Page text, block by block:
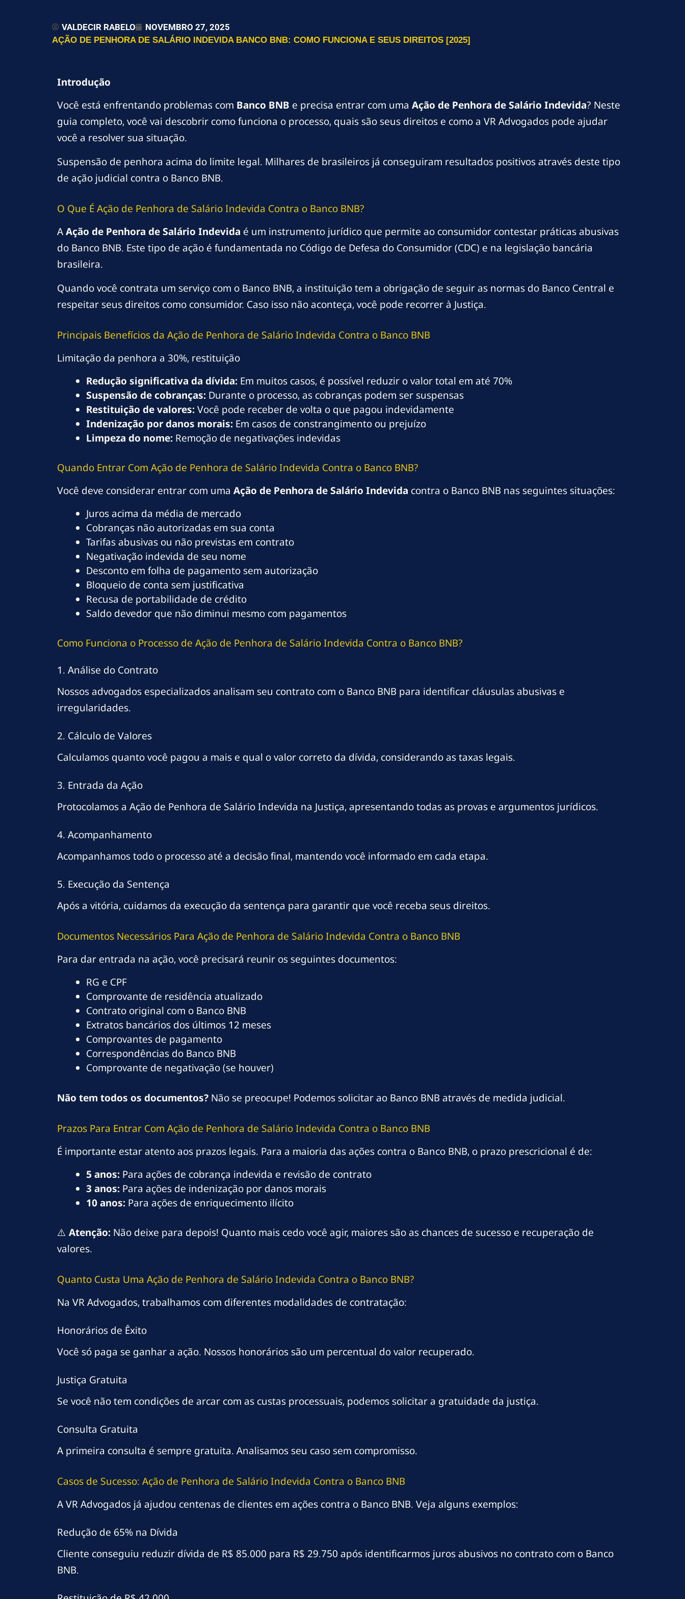
VALDECIR RABELO NOVEMBRO 27, 2025
AÇÃO DE PENHORA DE SALÁRIO INDEVIDA BANCO BNB: COMO FUNCIONA E SEUS DIREITOS [2025]
Introdução
Você está enfrentando problemas com Banco BNB e precisa entrar com uma Ação de Penhora de Salário Indevida? Neste
guia completo, você vai descobrir como funciona o processo, quais são seus direitos e como a VR Advogados pode ajudar
você a resolver sua situação.
Suspensão de penhora acima do limite legal. Milhares de brasileiros já conseguiram resultados positivos através deste tipo
de ação judicial contra o Banco BNB.
O Que É Ação de Penhora de Salário Indevida Contra o Banco BNB?
AAção de Penhora de Salário Indevida é um instrumento jurídico que permite ao consumidor contestar práticas abusivas
do Banco BNB. Este tipo de ação é fundamentada no Código de Defesa do Consumidor (CDC) e na legislação bancária
brasileira.
Quando você contrata um serviço com o Banco BNB, a instituição tem a obrigação de seguir as normas do Banco Central e
respeitar seus direitos como consumidor. Caso isso não aconteça, você pode recorrer à Justiça.
Principais Benefícios da Ação de Penhora de Salário Indevida Contra o Banco BNB
Limitação da penhora a 30%, restituição
Redução significativa da dívida: Em muitos casos, é possível reduzir o valor total em até 70%
Suspensão de cobranças: Durante o processo, as cobranças podem ser suspensas
Restituição de valores:Você pode receber de volta o que pagou indevidamente
Indenização por danos morais: Em casos de constrangimento ou prejuízo
Limpeza do nome: Remoção de negativações indevidas
Quando Entrar Com Ação de Penhora de Salário Indevida Contra o Banco BNB?
Você deve considerar entrar com uma Ação de Penhora de Salário Indevida contra o Banco BNB nas seguintes situações:
Juros acima da média de mercado
Cobranças não autorizadas em sua conta
Tarifas abusivas ou não previstas em contrato
Negativação indevida de seu nome
Desconto em folha de pagamento sem autorização
Bloqueio de conta sem justificativa
Recusa de portabilidade de crédito
Saldo devedor que não diminui mesmo com pagamentos
Como Funciona o Processo de Ação de Penhora de Salário Indevida Contra o Banco BNB?
1. Análise do Contrato
Nossos advogados especializados analisam seu contrato com o Banco BNB para identificar cláusulas abusivas e
irregularidades.
2. Cálculo de Valores
Calculamos quanto você pagou a mais e qual o valor correto da dívida, considerando as taxas legais.
3. Entrada da Ação
Protocolamos a Ação de Penhora de Salário Indevida na Justiça, apresentando todas as provas e argumentos jurídicos.
4. Acompanhamento
Acompanhamos todo o processo até a decisão final, mantendo você informado em cada etapa.
5. Execução da Sentença
Após a vitória, cuidamos da execução da sentença para garantir que você receba seus direitos.
Documentos Necessários Para Ação de Penhora de Salário Indevida Contra o Banco BNB
Para dar entrada na ação, você precisará reunir os seguintes documentos:
RG e CPF
Comprovante de residência atualizado
Contrato original com o Banco BNB
Extratos bancários dos últimos 12 meses
Comprovantes de pagamento
Correspondências do Banco BNB
Comprovante de negativação (se houver)
Não tem todos os documentos? Não se preocupe! Podemos solicitar ao Banco BNB através de medida judicial.
Prazos Para Entrar Com Ação de Penhora de Salário Indevida Contra o Banco BNB
É importante estar atento aos prazos legais. Para a maioria das ações contra o Banco BNB, o prazo prescricional é de:
5 anos: Para ações de cobrança indevida e revisão de contrato
3 anos: Para ações de indenização por danos morais
10 anos: Para ações de enriquecimento ilícito
⚠️ Atenção: Não deixe para depois! Quanto mais cedo você agir, maiores são as chances de sucesso e recuperação de
valores.
Quanto Custa Uma Ação de Penhora de Salário Indevida Contra o Banco BNB?
Na VR Advogados, trabalhamos com diferentes modalidades de contratação:
Honorários de Êxito
Você só paga se ganhar a ação. Nossos honorários são um percentual do valor recuperado.
Justiça Gratuita
Se você não tem condições de arcar com as custas processuais, podemos solicitar a gratuidade da justiça.
Consulta Gratuita
A primeira consulta é sempre gratuita. Analisamos seu caso sem compromisso.
Casos de Sucesso: Ação de Penhora de Salário Indevida Contra o Banco BNB
A VR Advogados já ajudou centenas de clientes em ações contra o Banco BNB. Veja alguns exemplos:
Redução de 65% na Dívida
Cliente conseguiu reduzir dívida de R$ 85.000 para R$ 29.750 após identificarmos juros abusivos no contrato com o Banco
BNB.